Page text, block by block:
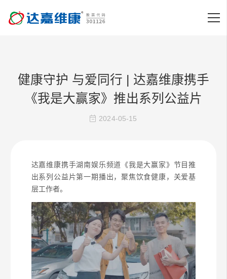
健康守护 与爱同行 | 达嘉维康携手
《我是大赢家》推出系列公益片
2024-05-15
达嘉维康携手湖南娱乐频道《我是大赢家》节目推
出系列公益片第一期播出，聚焦饮食健康，关爱基
层工作者。